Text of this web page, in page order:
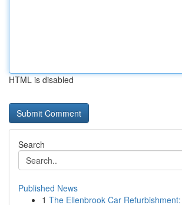
HTML is disabled
Search
Published News
1 The Ellenbrook Car